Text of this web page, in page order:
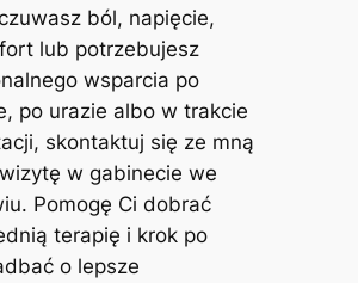
ból, napięcie,
lub potrzebujesz
wsparcia po
po urazie albo w trakcie
skontaktuj się ze mną
w gabinecie we
Pomogę Ci dobrać
terapię i krok po
o lepsze